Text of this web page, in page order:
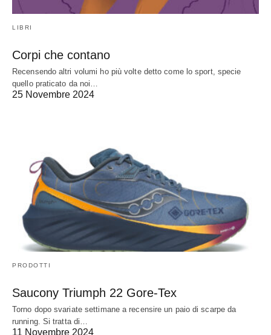
LIBRI
Corpi che contano
Recensendo altri volumi ho più volte detto come lo sport, specie
quello praticato da noi…
25 Novembre 2024
PRODOTTI
Saucony Triumph 22 Gore-Tex
Torno dopo svariate settimane a recensire un paio di scarpe da
running. Si tratta di…
11 Novembre 2024